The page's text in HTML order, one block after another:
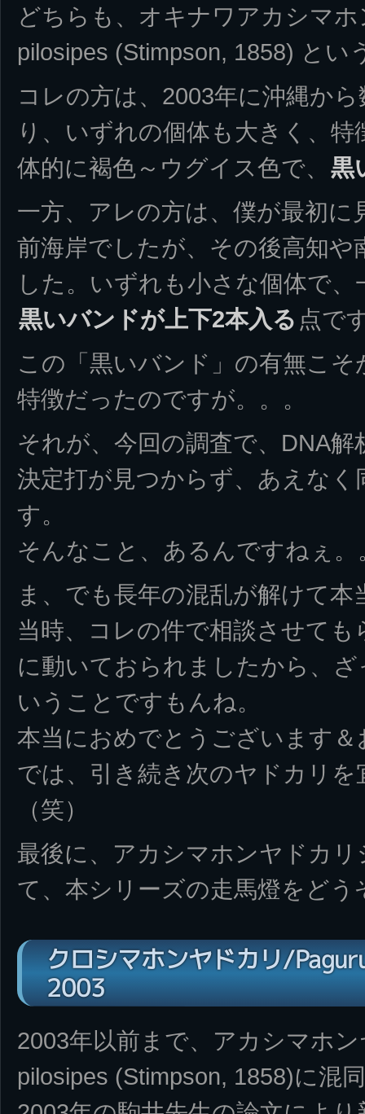
どちらも、オキナワアカシマ
pilosipes (Stimpson, 1858) とい
コレの方は、2003年に沖縄か
り、いずれの個体も大きく、
体的に褐色～ウグイス色で、 黒
一方、アレの方は、僕が最初に
前海岸でしたが、その後高知や
した。いずれも小さな個体で
黒いバンドが上下2本入る 点で
この「黒いバンド」の有無こ
特徴だったのですが。。。
それが、今回の調査で、DNA
決定打が見つからず、あえな
す。
そんなこと、あるんですねぇ。
ま、でも長年の混乱が解けて
当時、コレの件で相談させて
に動いておられましたから、
いうことですもんね。
本当におめでとうございます
では、引き続き次のヤドカリ
（笑）
最後に、アカシマホンヤドカ
て、本シリーズの走馬燈をどう
クロシマホンヤドカリ/
2003
2003年以前まで、アカシマホ
pilosipes (Stimpson, 1858)に混